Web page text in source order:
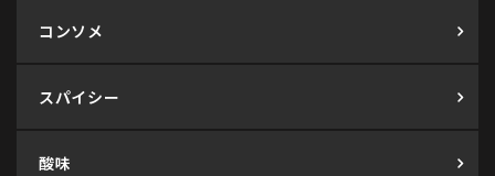
コンソメ
スパイシー
酸味